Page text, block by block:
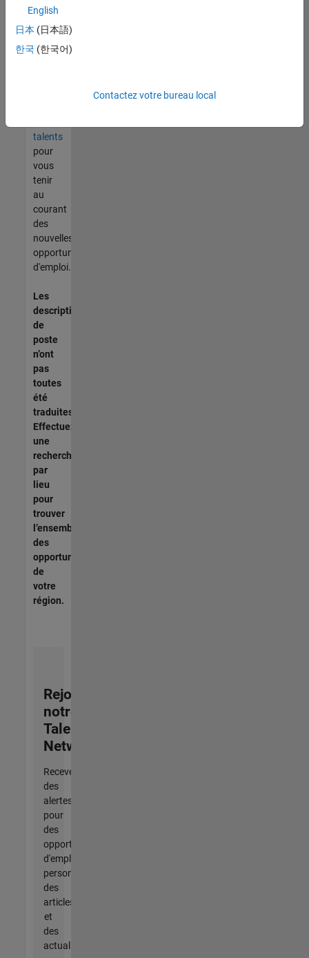
d'offre
corresponde
à vos
talents
pour
vous
tenir
au
courant
des
nouvelles
opportunités
d'emploi.
Les
descriptions
de
poste
n’ont
pas
toutes
été
traduites.
Effectuez
une
recherche
par
lieu
pour
trouver
l’ensemble
des
opportunités
de
votre
région.
Rejoignez
notre
Talent
Network
Recevez
des
alertes
pour
des
opportunités
d'emploi
personnalisées,
des
articles
et
des
actualités
English
日本 (日本語)
한국 (한국어)
Contactez votre bureau local